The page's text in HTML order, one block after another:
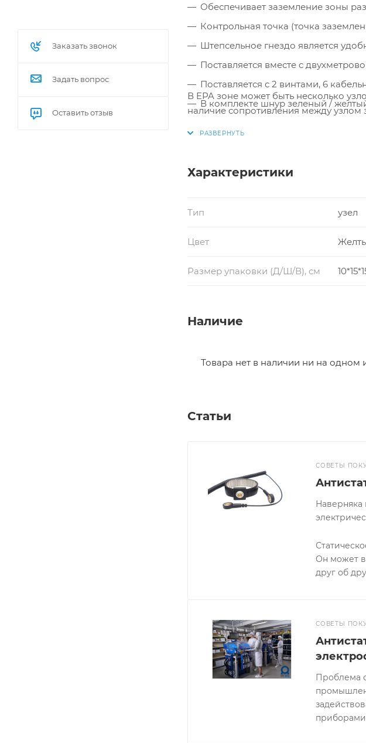
Обеспечивает заземление зоны
Контрольная точка (точка
Штепсельное гнездо является
Поставляется вместе с
Поставляется с 2 винтами, 6
В комплекте шнур зеленый /
В EPA зоне может быть несколько
наличие сопротивления между
Характеристики
Тип узел
Цвет
Размер упаковки (Д/Ш/В), см
Наличие
Товара нет в наличии ни на одном
Статьи
СОВЕТЫ
Наверняка
Он может
друг об
СОВЕТЫ
Проблема
Заказать звонок
Задать вопрос
Оставить отзыв